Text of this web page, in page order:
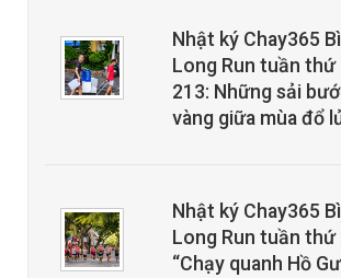
Nhật ký Chay365
Long Run tuần thứ
213: Những sải
vàng giữa mùa đổ
Nhật ký Chay365
Long Run tuần thứ
“Chạy quanh Hồ